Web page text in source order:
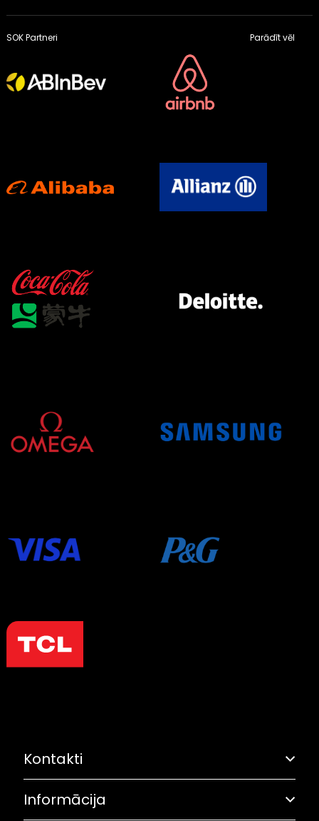
SOK Partneri Parādīt vēl
Kontakti
Adrese: Grostonas iela 6B, Rīga
Informācija